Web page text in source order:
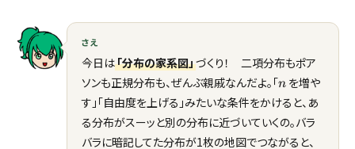
さえ
今日は「分布の家系図」づくり！ 二項分布もポア
ソンも正規分布も、ぜんぶ親戚なんだよ。「n
n を増や
す」「自由度を上げる」みたいな条件をかけると、あ
る分布がスーッと別の分布に近づいていくの。バラ
バラに暗記してた分布が1枚の地図でつながると、